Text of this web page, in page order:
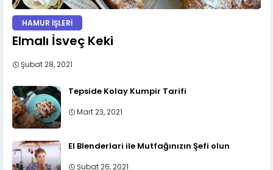
HAMUR İŞLERİ
Elmalı İsveç Keki
Şubat 28, 2021
Tepside Kolay Kumpir Tarifi
Mart 23, 2021
El Blenderlari ile Mutfağınızın Şefi olun
Şubat 26, 2021